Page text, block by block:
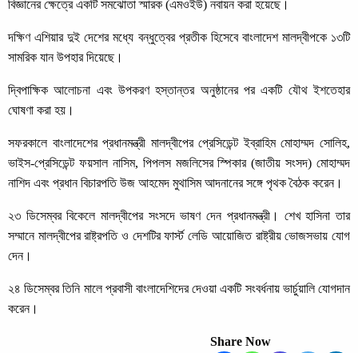
বিজ্ঞানের ক্ষেত্রে একটি সমঝোতা স্মারক (এমওইউ) নবায়ন করা হয়েছে।
দক্ষিণ এশিয়ার দুই দেশের মধ্যে বন্ধুত্বের প্রতীক হিসেবে বাংলাদেশ মালদ্বীপকে ১৩টি
সামরিক যান উপহার দিয়েছে।
দ্বিপাক্ষিক আলোচনা এবং উপকরণ হস্তান্তর অনুষ্ঠানের পর একটি যৌথ ইশতেহার
ঘোষণা করা হয়।
সফরকালে বাংলাদেশের প্রধানমন্ত্রী মালদ্বীপের প্রেসিডেন্ট ইব্রাহিম মোহাম্মদ সোলিহ,
ভাইস-প্রেসিডেন্ট ফয়সাল নাসিম, পিপলস মজলিসের স্পিকার (জাতীয় সংসদ) মোহাম্মদ
নাশিদ এবং প্রধান বিচারপতি উজ আহমেদ মুথাসিম আদনানের সঙ্গে পৃথক বৈঠক করেন।
২৩ ডিসেম্বর বিকেলে মালদ্বীপের সংসদে ভাষণ দেন প্রধানমন্ত্রী। শেখ হাসিনা তার
সম্মানে মালদ্বীপের রাষ্ট্রপতি ও দেশটির ফার্স্ট লেডি আয়োজিত রাষ্ট্রীয় ভোজসভায় যোগ
দেন।
২৪ ডিসেম্বর তিনি মালে প্রবাসী বাংলাদেশিদের দেওয়া একটি সংবর্ধনায় ভার্চুয়ালি যোগদান
করেন।
Share Now